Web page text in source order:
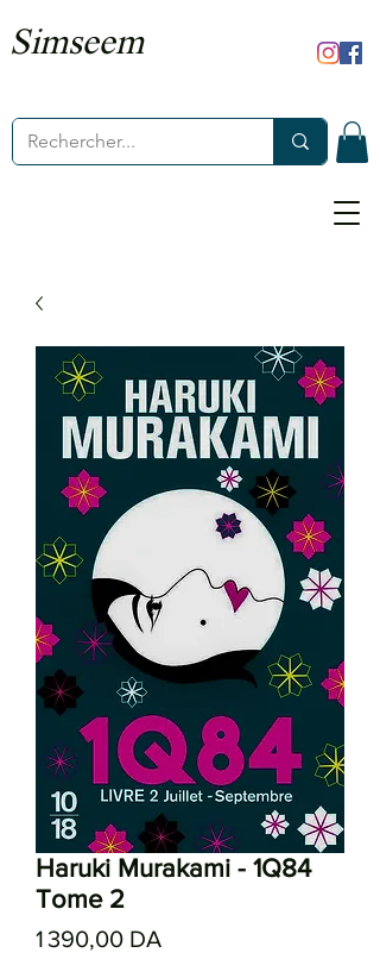
Simseem
Haruki Murakami - 1Q84
Tome 2
1 390,00 DA